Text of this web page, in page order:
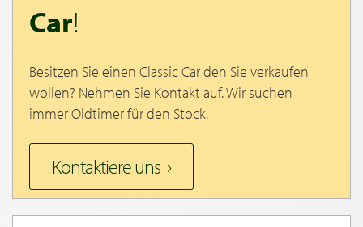
Car!
Besitzen Sie einen Classic Car den Sie verkaufen
wollen? Nehmen Sie Kontakt auf. Wir suchen
immer Oldtimer für den Stock.
Kontaktiere uns